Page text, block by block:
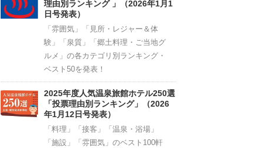
理由別ランキング 」（2026年1月1
日号発表）
「雰囲気」「見所・レジャー＆体
験」「泉質」「郷土料理・ご当地グ
ルメ」の各カテゴリ別ランキング・
ベスト50を発表！
2025年度人気温泉旅館ホテル250選
「投票理由別ランキング」（2026
年1月12日号発表）
「料理」「接客」「温泉・浴場」
「施設」「雰囲気」のベスト100軒